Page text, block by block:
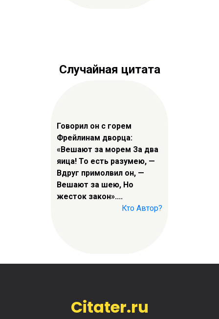
Случайная цитата
Говорил он с горем
Фрейлинам дворца:
«Вешают за морем За два
яица! То есть разумею, —
Вдруг примолвил он, —
Вешают за шею, Но
жесток закон»....
Кто Автор?
Citater.ru